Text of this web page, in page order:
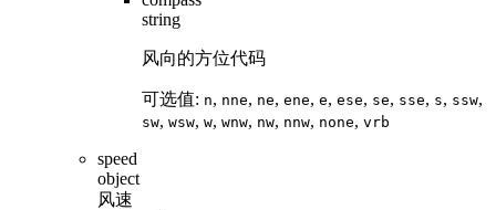
string
风向的方位代码
可选值: n, nne, ne, ene, e, ese, se, sse, s, ssw,
sw, wsw, w, wnw, nw, nnw, none, vrb
speed
object
风速